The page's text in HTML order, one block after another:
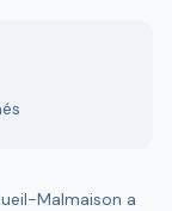
Malmaison a